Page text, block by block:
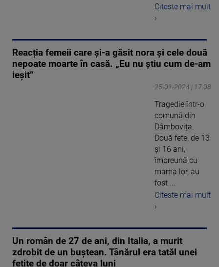
Citeste mai mult
›
Reacția femeii care și-a găsit nora și cele două
nepoate moarte în casă. „Eu nu știu cum de-am
ieșit”
25-01-2024 | 17:08
Tragedie într-o
comună din
Dâmbovița.
Două fete, de 13
și 16 ani,
împreună cu
mama lor, au
fost ...
Citeste mai mult
›
Un român de 27 de ani, din Italia, a murit
zdrobit de un buştean. Tânărul era tatăl unei
fetițe de doar câteva luni